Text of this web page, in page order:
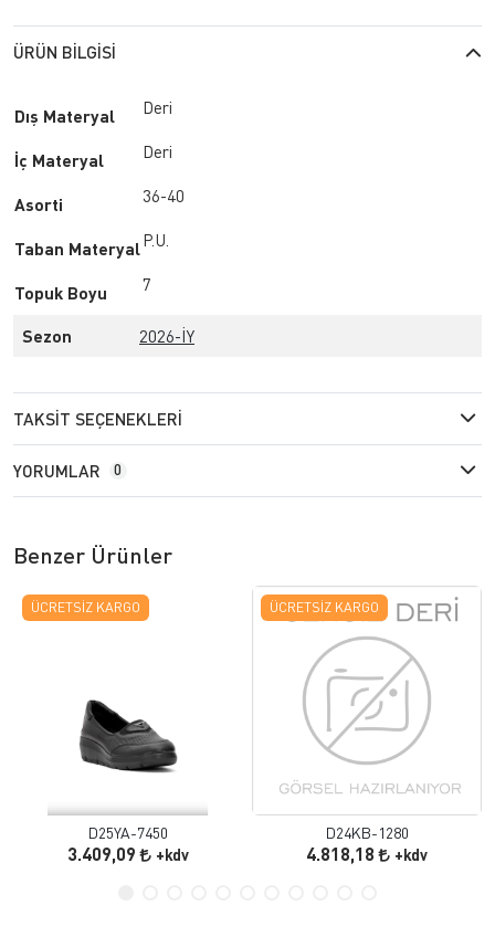
ÜRÜN BILGISI
Dış Materyal Deri
İç Materyal Deri
Asorti 36-40
Taban MateryalP.U.
Topuk Boyu 7
Sezon 2026-İY
TAKSIT SEÇENEKLERI
YORUMLAR 0
Benzer Ürünler
ÜCRETSIZ KARGO
D25YA-7450
3.409,09 +kdv
ÜCRETSIZ KARGO
D24KB-1280
4.818,18 +kdv